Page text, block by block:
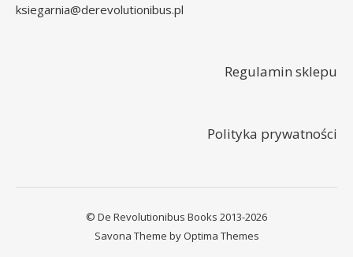
ksiegarnia@derevolutionibus.pl
Regulamin sklepu
Polityka prywatności
© De Revolutionibus Books 2013-2026
Savona Theme by Optima Themes